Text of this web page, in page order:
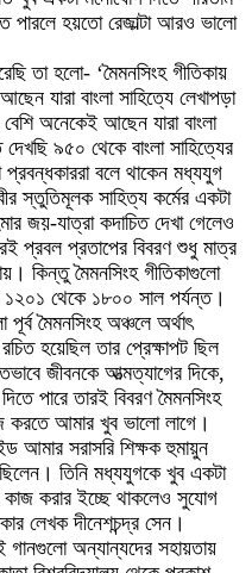
পারলে হয়তো রেজাল্টা আরও ভালো
তা হলো- ‘মৈমনসিংহ গীতিকায়
যারা বাংলা সাহিত্যে লেখাপড়া
অনেকেই আছেন যারা বাংলা
৯৫০ থেকে বাংলা সাহিত্যের
বলে থাকেন মধ্যযুগ
স্তুতিমূলক সাহিত্য কর্মের একটা
জয়-যাত্রা কদাচিত দেখা গেলেও
প্রবল প্রতাপের বিবরণ শুধু মাত্র
কিন্তু মৈমনসিংহ গীতিকাগুলো
থেকে ১৮০০ সাল পর্যন্ত।
মৈমনসিংহ অঞ্চলে অর্থাৎ
হয়েছিল তার প্রেক্ষাপট ছিল
জীবনকে আত্মত্যাগের দিকে,
পারে তারই বিবরণ মৈমনসিংহ
করতে আমার খুব ভালো লাগে।
আমার সরাসরি শিক্ষক হুমায়ুন
তিনি মধ্যযুগকে খুব একটা
করার ইচ্ছে থাকলেও সুযোগ
লেখক দীনেশচন্দ্র সেন।
গানগুলো অন্যান্যদের সহায়তায়